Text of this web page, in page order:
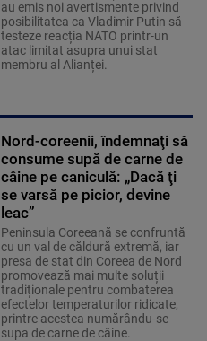
au emis noi avertismente privind
posibilitatea ca Vladimir Putin să
testeze reacția NATO printr-un
atac limitat asupra unui stat
membru al Alianței.
Nord-coreenii, îndemnaţi să
consume supă de carne de
câine pe caniculă: „Dacă ţi
se varsă pe picior, devine
leac”
Peninsula Coreeană se confruntă
cu un val de căldură extremă, iar
presa de stat din Coreea de Nord
promovează mai multe soluții
tradiționale pentru combaterea
efectelor temperaturilor ridicate,
printre acestea numărându-se
supa de carne de câine.